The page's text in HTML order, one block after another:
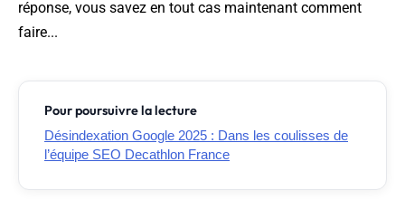
réponse, vous savez en tout cas maintenant comment
faire...
Pour poursuivre la lecture
Désindexation Google 2025 : Dans les coulisses de
l’équipe SEO Decathlon France